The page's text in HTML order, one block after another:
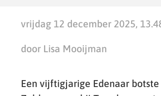
vrijdag 12 december 2025,
door Lisa Mooijman
Een vijftigjarige Edenaar